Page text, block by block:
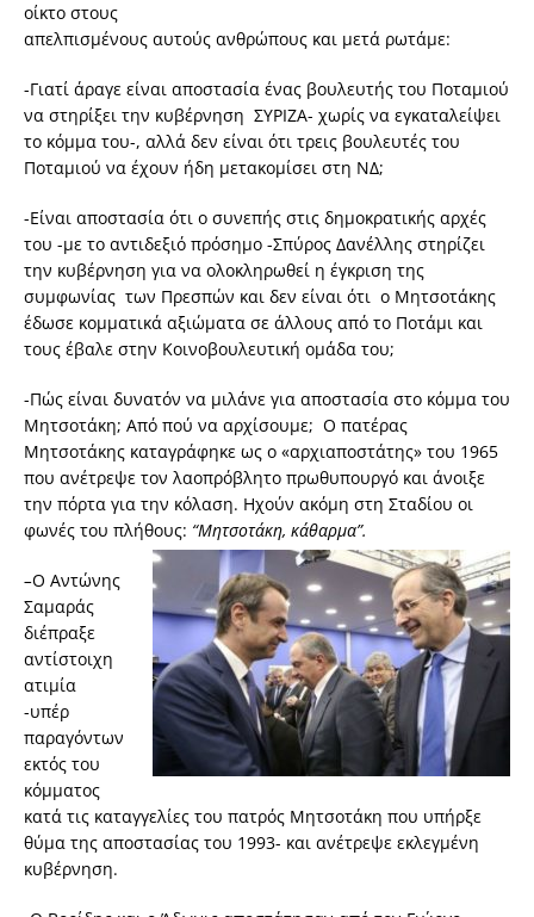
οίκτο στους
απελπισμένους αυτούς ανθρώπους και μετά ρωτάμε:
-Γιατί άραγε είναι αποστασία ένας βουλευτής του Ποταμιού
να στηρίξει την κυβέρνηση ΣΥΡΙΖΑ- χωρίς να εγκαταλείψει
το κόμμα του-, αλλά δεν είναι ότι τρεις βουλευτές του
Ποταμιού να έχουν ήδη μετακομίσει στη ΝΔ;
-Είναι αποστασία ότι ο συνεπής στις δημοκρατικής αρχές
του -με το αντιδεξιό πρόσημο -Σπύρος Δανέλλης στηρίζει
την κυβέρνηση για να ολοκληρωθεί η έγκριση της
συμφωνίας των Πρεσπών και δεν είναι ότι ο Μητσοτάκης
έδωσε κομματικά αξιώματα σε άλλους από το Ποτάμι και
τους έβαλε στην Κοινοβουλευτική ομάδα του;
-Πώς είναι δυνατόν να μιλάνε για αποστασία στο κόμμα του
Μητσοτάκη; Από πού να αρχίσουμε; Ο πατέρας
Μητσοτάκης καταγράφηκε ως ο «αρχιαποστάτης» του 1965
που ανέτρεψε τον λαοπρόβλητο πρωθυπουργό και άνοιξε
την πόρτα για την κόλαση. Ηχούν ακόμη στη Σταδίου οι
φωνές του πλήθους: “Μητσοτάκη, κάθαρμα”.
–Ο Αντώνης
Σαμαράς
διέπραξε
αντίστοιχη
ατιμία
-υπέρ
παραγόντων
εκτός του
κόμματος
κατά τις καταγγελίες του πατρός Μητσοτάκη που υπήρξε
θύμα της αποστασίας του 1993- και ανέτρεψε εκλεγμένη
κυβέρνηση.